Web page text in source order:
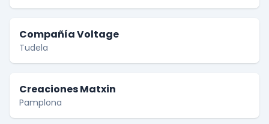
Compañía Voltage
Tudela
Creaciones Matxin
Pamplona